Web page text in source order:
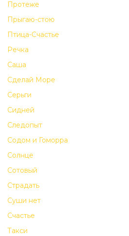
Протеже
Прыгаю-стою
Птица-Счастье
Речка
Саша
Сделай Море
Серьги
Сидней
Следопыт
Содом и Гоморра
Солнце
Сотовый
Страдать
Суши нет
Счастье
Такси